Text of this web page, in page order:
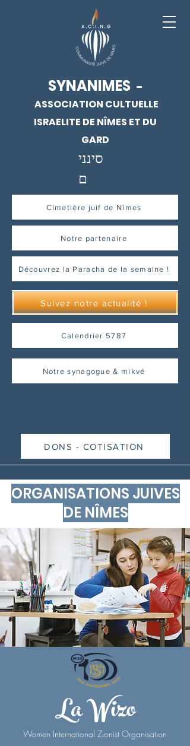
SYNANIMES -
ASSOCIATION CULTUELLE
ISRAELITE DE NÎMES ET DU
GARD
סינני
ם
Cimetière juif de Nîmes
Notre partenaire
Découvrez la Paracha de la semaine !
Suivez notre actualité !
Calendrier 5787
Notre synagogue & mikvé
DONS - COTISATION
ORGANISATIONS JUIVES
DE NÎMES
La Wizo
Women International Zionist Organisation